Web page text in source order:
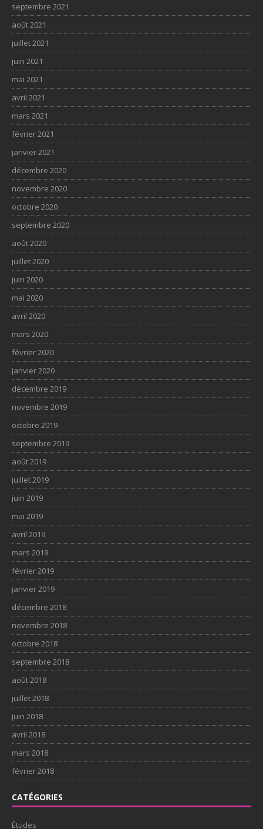
septembre 2021
août 2021
juillet 2021
juin 2021
mai 2021
avril 2021
mars 2021
février 2021
janvier 2021
décembre 2020
novembre 2020
octobre 2020
septembre 2020
août 2020
juillet 2020
juin 2020
mai 2020
avril 2020
mars 2020
février 2020
janvier 2020
décembre 2019
novembre 2019
octobre 2019
septembre 2019
août 2019
juillet 2019
juin 2019
mai 2019
avril 2019
mars 2019
février 2019
janvier 2019
décembre 2018
novembre 2018
octobre 2018
septembre 2018
août 2018
juillet 2018
juin 2018
avril 2018
mars 2018
février 2018
CATÉGORIES
Études